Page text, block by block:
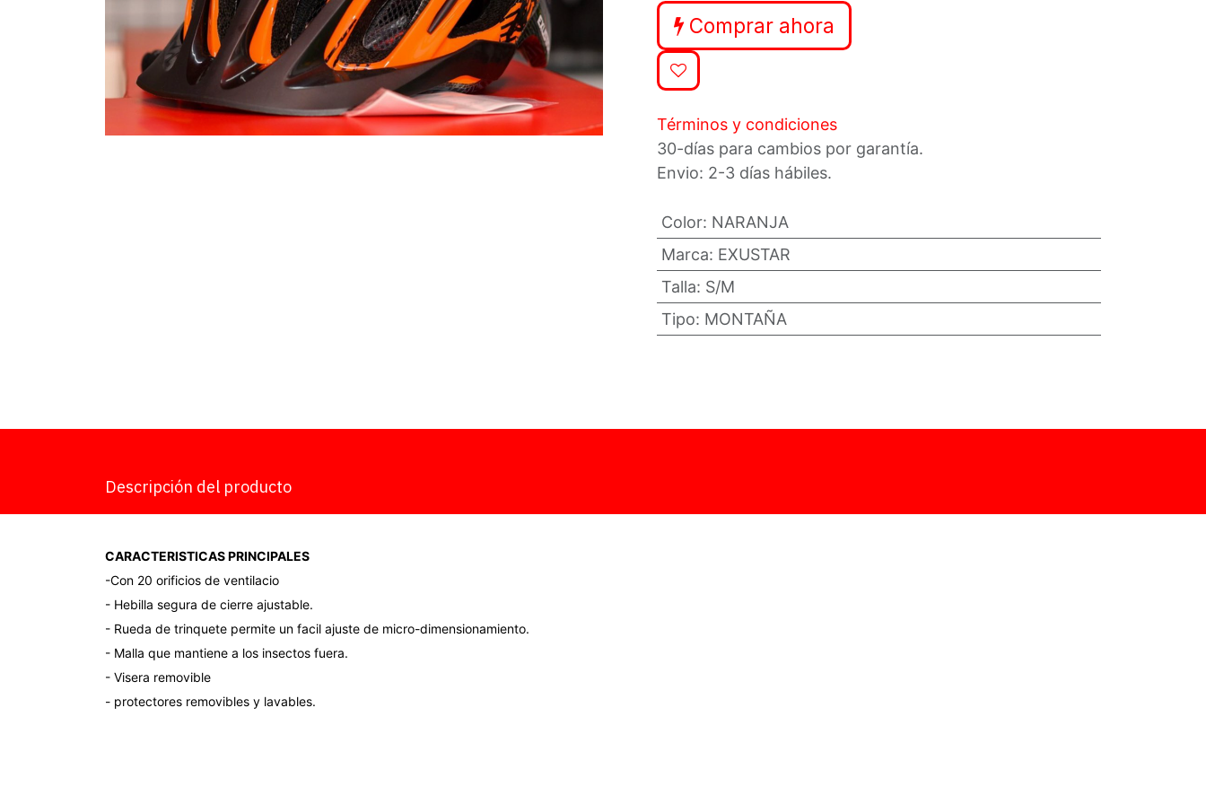
Comprar ahora
Términos y condiciones
30-días para cambios por garantía.
Envio: 2-3 días hábiles.
Color: NARANJA
Marca: EXUSTAR
Talla: S/M
Tipo: MONTAÑA
Descripción del producto
CARACTERISTICAS PRINCIPALES
-Con 20 orificios de ventilacio
- Hebilla segura de cierre ajustable.
- Rueda de trinquete permite un facil ajuste de micro-dimensionamiento.
- Malla que mantiene a los insectos fuera.
- Visera removible
- protectores removibles y lavables.